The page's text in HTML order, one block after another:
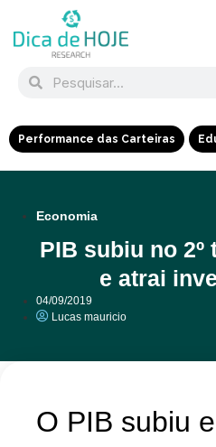
Performance das Carteiras
Economia
PIB subiu no 2º
e atrai
04/09/2019
Lucas mauricio
O PIB subiu